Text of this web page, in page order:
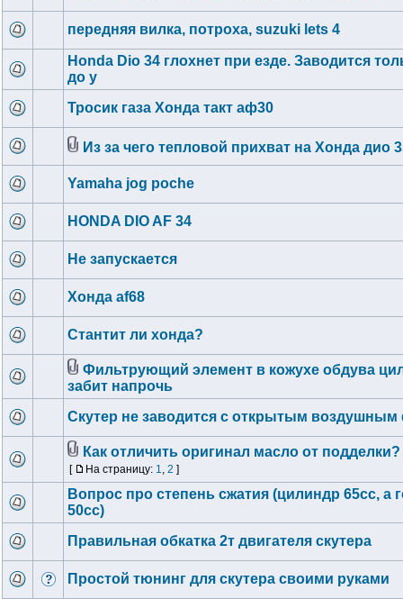
передняя вилка, потроха, suzuki lets 4
Honda Dio 34 глохнет при езде. Заводится
до у
Тросик газа Хонда такт аф30
Из за чего тепловой прихват на Хонда дио
Yamaha jog poche
HONDA DIO AF 34
Не запускается
Хонда af68
Стантит ли хонда?
Фильтрующий элемент в кожухе обдува
забит напрочь
Скутер не заводится с открытым
Как отличить оригинал масло от подделки?
[ На страницу: 1, 2 ]
Вопрос про степень сжатия (цилиндр 65сс, а
50сс)
Правильная обкатка 2т двигателя скутера
Простой тюнинг для скутера своими руками